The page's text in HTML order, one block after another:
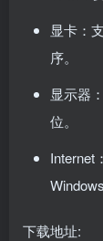
显卡：
序。
显示器
位。
Internet
下载地址: